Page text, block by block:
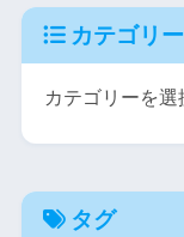
カテゴリー
タグ